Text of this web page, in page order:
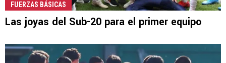
FUERZAS BÁSICAS
Las joyas del Sub-20 para el primer equipo